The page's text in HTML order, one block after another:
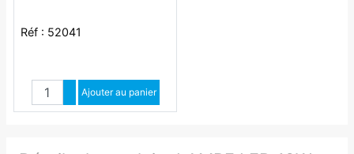
Réf : 52041
Quantité
Augmenter quantité
Diminuer quantité
Ajouter au panier